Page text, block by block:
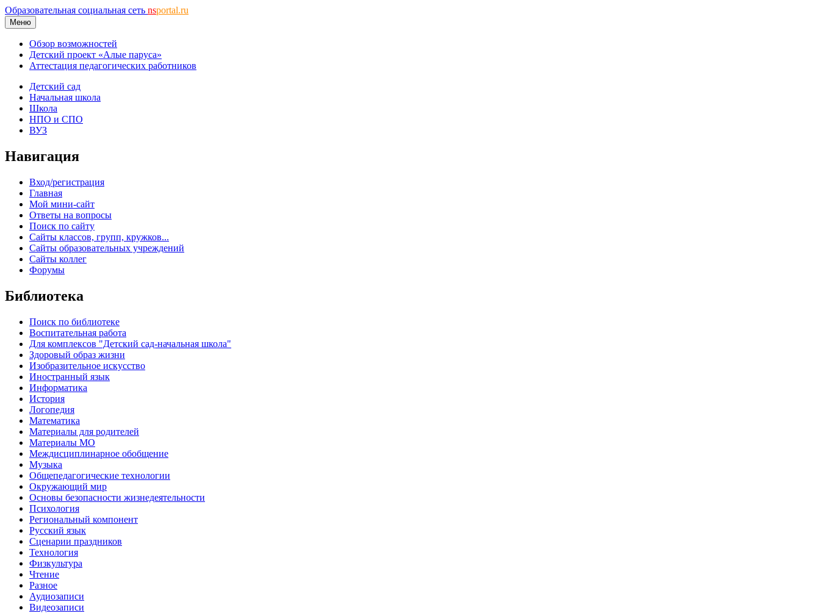
Образовательная социальная сеть nsportal.ru
Меню
Обзор возможностей
Детский проект «Алые паруса»
Аттестация педагогических работников
Детский сад
Начальная школа
Школа
НПО и СПО
ВУЗ
Навигация
Вход/регистрация
Главная
Мой мини-сайт
Ответы на вопросы
Поиск по сайту
Сайты классов, групп, кружков...
Сайты образовательных учреждений
Сайты коллег
Форумы
Библиотека
Поиск по библиотеке
Воспитательная работа
Для комплексов "Детский сад-начальная школа"
Здоровый образ жизни
Изобразительное искусство
Иностранный язык
Информатика
История
Логопедия
Математика
Материалы для родителей
Материалы МО
Междисциплинарное обобщение
Музыка
Общепедагогические технологии
Окружающий мир
Основы безопасности жизнедеятельности
Психология
Региональный компонент
Русский язык
Сценарии праздников
Технология
Физкультура
Чтение
Разное
Аудиозаписи
Видеозаписи